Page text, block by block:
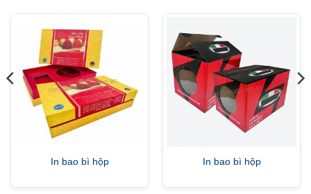
In bao bì hộp In bao bì hộp